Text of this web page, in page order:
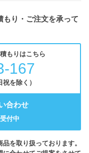
もり・ご注文を承って
もりはこちら
167
を除く）
合わせ
付中
を取り扱っております。